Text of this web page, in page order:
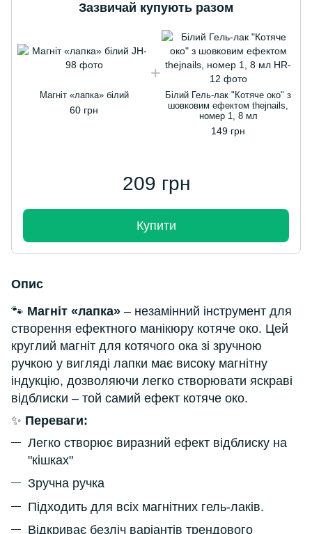
Зазвичай купують разом
Магніт «лапка» білий
60 грн
Білий Гель-лак "Котяче око" з
шовковим ефектом thejnails,
номер 1, 8 мл
149 грн
209 грн
Купити
Опис
🐾 Магніт «лапка» – незамінний інструмент для
створення ефектного манікюру котяче око. Цей
круглий магніт для котячого ока зі зручною
ручкою у вигляді лапки має високу магнітну
індукцію, дозволяючи легко створювати яскраві
відблиски – той самий ефект котяче око.
✨ Переваги:
Легко створює виразний ефект відблиску на
"кішках"
Зручна ручка
Підходить для всіх магнітних гель-лаків.
Відкриває безліч варіантів трендового